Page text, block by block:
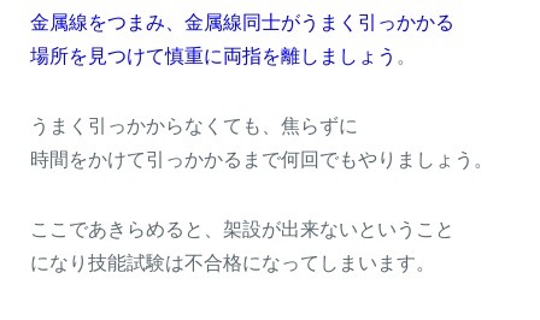
金属線をつまみ、金属線同士がうまく引っかかる
場所を見つけて慎重に両指を離しましょう 。
うまく引っかからなくても、焦らずに
時間をかけて引っかかるまで何回でもやりましょう。
ここであきらめると、架設が出来ないということ
になり技能試験は不合格になってしまいます。